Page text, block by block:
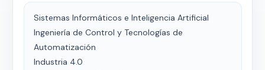
Sistemas Informáticos e Inteligencia Artificial
Ingeniería de Control y Tecnologías de
Automatización
Industria 4.0